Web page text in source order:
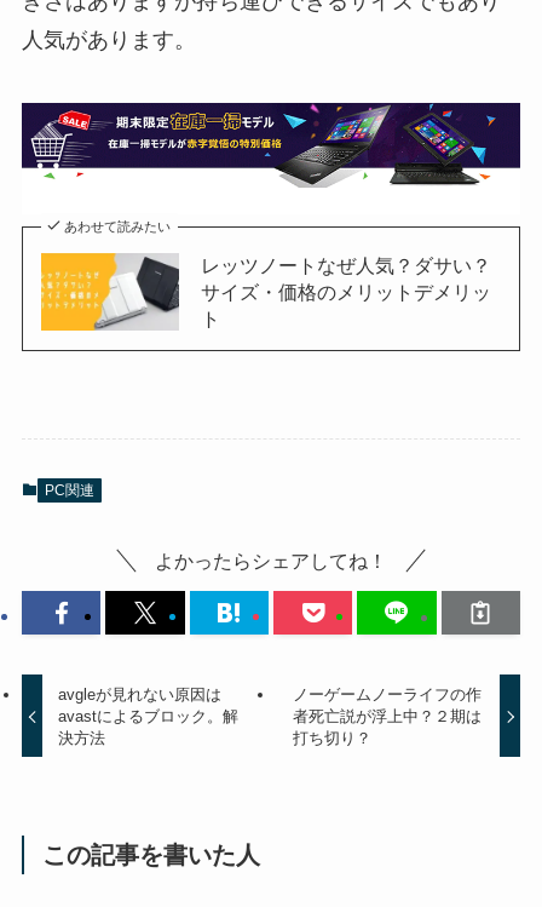
人気があります。
あわせて読みたい
レッツノートなぜ人気？ダサい？
サイズ・価格のメリットデメリッ
ト
PC関連
よかったらシェアしてね！
avgleが見れない原因は
avastによるブロック。解
決方法
ノーゲームノーライフの作
者死亡説が浮上中？２期は
打ち切り？
この記事を書いた人